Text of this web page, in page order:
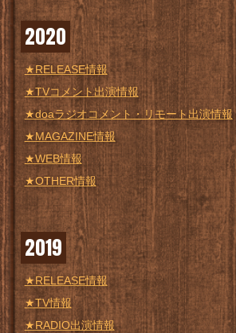
2020
★RELEASE情報
★TVコメント出演情報
★doaラジオコメント・リモート出演情報
★MAGAZINE情報
★WEB情報
★OTHER情報
2019
★RELEASE情報
★TV情報
★RADIO出演情報